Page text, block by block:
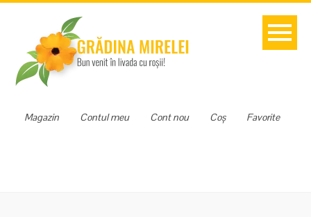
Favorite
Coș
Cont nou
Contul meu
Magazin